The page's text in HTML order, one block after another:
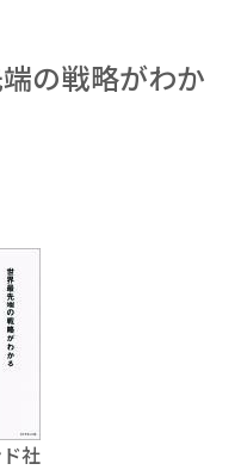
の戦略がわか
社